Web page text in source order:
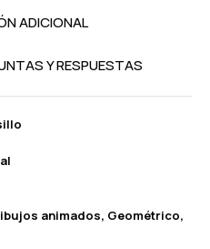
ADICIONAL
Y RESPUESTAS
animados, Geométrico,